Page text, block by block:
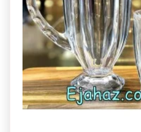
با رنگ بندی قدیمی یکی از بزرگترین معایب
.
آن دارای کیفیت مناسبی است.
بسیار مناسبی نسبت به رقبای ایرانی خود است
مناسب است.
مناسب در برخی محصولات خود قابل رقابت